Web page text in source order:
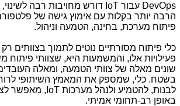
DevOps עבור IoT דורש מחויבות רבה
הרבה יותר בקלות עם אימוץ גישה של
פיתוח מערכת, בחינה, הטמעה וניהול.
כלי פיתוח מסורתיים נוטים לתמוך בצוותים
פעילויות אלו, והמשמעות היא, שצוותי
שונים מאלה של צוותי הטמעה, ומאלה
בשטח. כלי, שמספק את המאמץ השיתופי
לבנות, להטמיע ולנהל מערכות IoT , מאפשר
באופן רב-תחומי אמיתי.